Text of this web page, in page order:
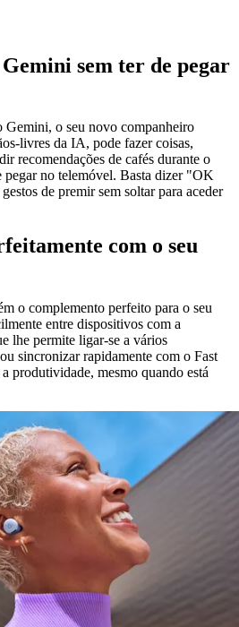
sem ter de pegar
o seu novo companheiro
livres da IA, pode fazer coisas,
recomendações de cafés durante o
pegar no telemóvel. Basta dizer "OK
de premir sem soltar para aceder
com o seu
o complemento perfeito para o seu
entre dispositivos com a
lhe permite ligar-se a vários
sincronizar rapidamente com o Fast
produtividade, mesmo quando está